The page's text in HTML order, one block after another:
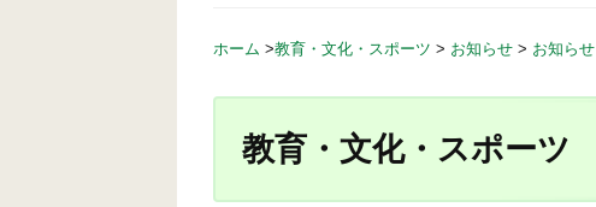
ホーム >教育・文化・スポーツ > お知らせ > お知らせ
教育・文化・スポーツ